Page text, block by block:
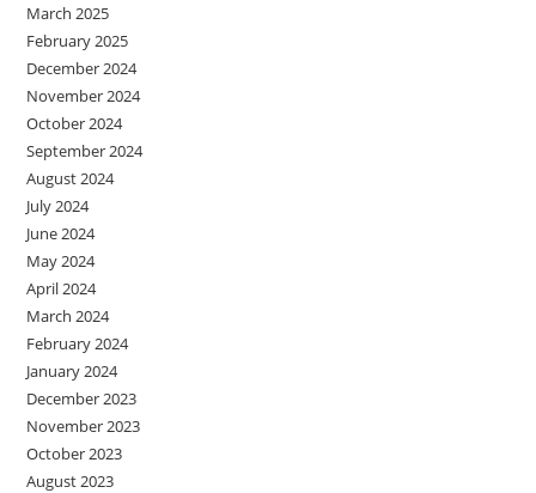
March 2025
February 2025
December 2024
November 2024
October 2024
September 2024
August 2024
July 2024
June 2024
May 2024
April 2024
March 2024
February 2024
January 2024
December 2023
November 2023
October 2023
August 2023